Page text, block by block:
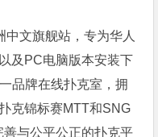
中文旗舰站，专为华人
及PC电脑版本安装下
品牌在线扑克室，拥
克锦标赛MTT和SNG
与公平公正的扑克平